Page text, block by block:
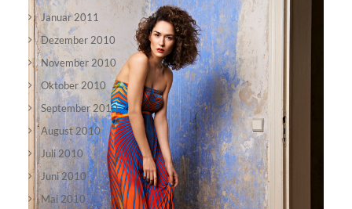
Januar 2011
Dezember 2010
November 2010
Oktober 2010
September 2010
August 2010
Juli 2010
Juni 2010
Mai 2010